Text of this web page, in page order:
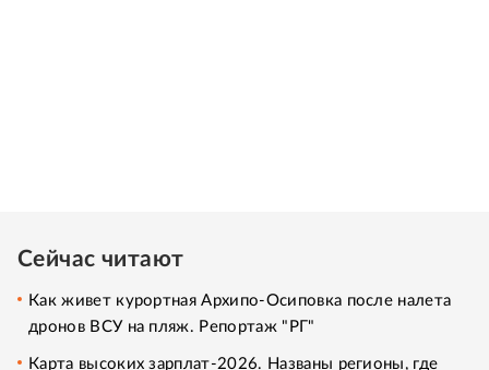
Сейчас читают
Как живет курортная Архипо-Осиповка после налета
дронов ВСУ на пляж. Репортаж "РГ"
Карта высоких зарплат-2026. Названы регионы, где